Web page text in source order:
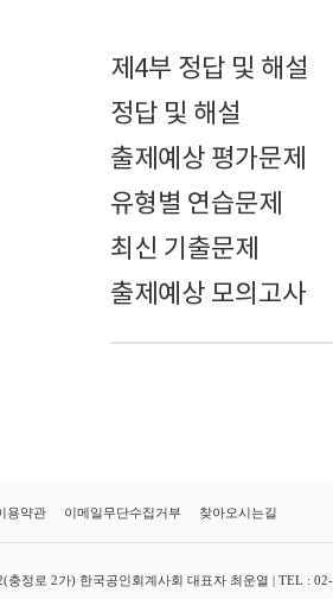
제4부 정답 및 해설
정답 및 해설
출제예상 평가문제
유형별 연습문제
최신 기출문제
출제예상 모의고사
용약관 이메일무단수집거부 찾아오시는길
충정로 2가) 한국공인회계사회 대표자 최운열 | TEL :